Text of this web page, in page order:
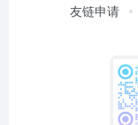
友链申请